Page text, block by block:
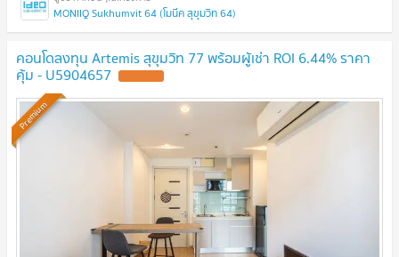
MONIIQ Sukhumvit 64 (โมนีค สุขุมวิท 64)
คอนโดลงทุน Artemis สุขุมวิท 77 พร้อมผู้เช่า ROI 6.44% ราคา
คุ้ม - U5904657
Premium